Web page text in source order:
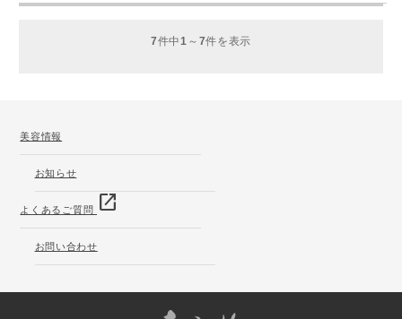
7件中 1 ～ 7件を表示
美容情報
お知らせ
よくあるご質問 open_in_new
お問い合わせ